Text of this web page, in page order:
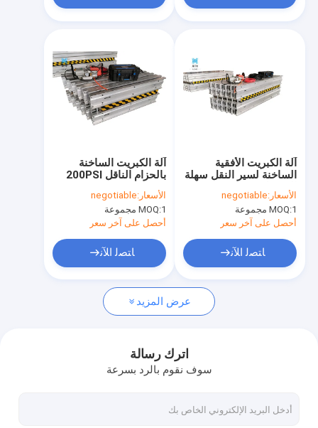
معلومات عنا
أخبار
اطلب اقتباس
الحزام الناقل مبركن
الحزام الناقل معدات الكبرتة
الحزام الناقل الكبرتة الصحافة
آلة الكبريت الساخنة
بالحزام الناقل 200PSI
بقوة 22kw
الأسعار:negotiable
MOQ:1 مجموعة
أحصل على آخر سعر
ﺎﺘﺼﻟ ﺍﻶﻧ
آلة الكبريت الأفقية
الساخنة لسير النقل سهلة
التشغيل
الأسعار:negotiable
MOQ:1 مجموعة
أحصل على آخر سعر
ﺎﺘﺼﻟ ﺍﻶﻧ
عرض المزيد
اترك رسالة
سوف نقوم بالرد بسرعة